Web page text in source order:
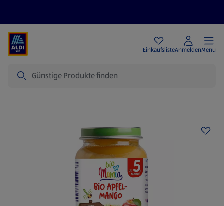
EinkaufslisteAnmeldenMenu